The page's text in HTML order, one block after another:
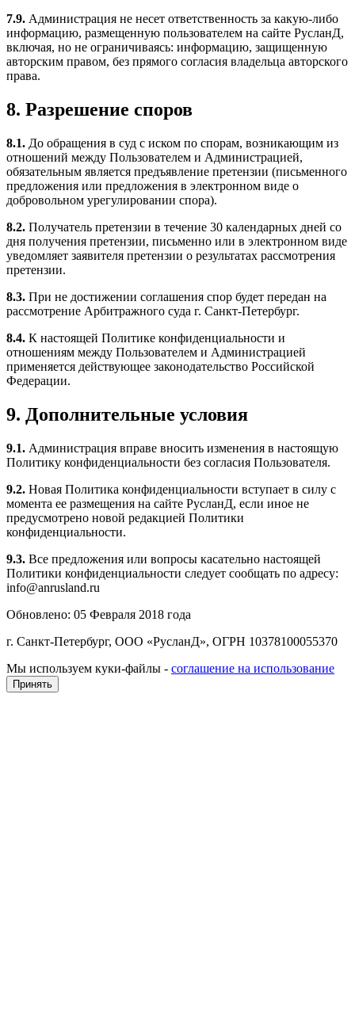
7.9. Администрация не несет ответственность за какую-либо
информацию, размещенную пользователем на сайте РусланД,
включая, но не ограничиваясь: информацию, защищенную
авторским правом, без прямого согласия владельца авторского
права.
8. Разрешение споров
8.1. До обращения в суд с иском по спорам, возникающим из
отношений между Пользователем и Администрацией,
обязательным является предъявление претензии (письменного
предложения или предложения в электронном виде о
добровольном урегулировании спора).
8.2. Получатель претензии в течение 30 календарных дней со
дня получения претензии, письменно или в электронном виде
уведомляет заявителя претензии о результатах рассмотрения
претензии.
8.3. При не достижении соглашения спор будет передан на
рассмотрение Арбитражного суда г. Санкт-Петербург.
8.4. К настоящей Политике конфиденциальности и
отношениям между Пользователем и Администрацией
применяется действующее законодательство Российской
Федерации.
9. Дополнительные условия
9.1. Администрация вправе вносить изменения в настоящую
Политику конфиденциальности без согласия Пользователя.
9.2. Новая Политика конфиденциальности вступает в силу с
момента ее размещения на сайте РусланД, если иное не
предусмотрено новой редакцией Политики
конфиденциальности.
9.3. Все предложения или вопросы касательно настоящей
Политики конфиденциальности следует сообщать по адресу:
info@anrusland.ru
Обновлено: 05 Февраля 2018 года
г. Санкт-Петербург, ООО «РусланД», ОГРН 10378100055370
Мы используем куки-файлы - соглашение на использование
Принять